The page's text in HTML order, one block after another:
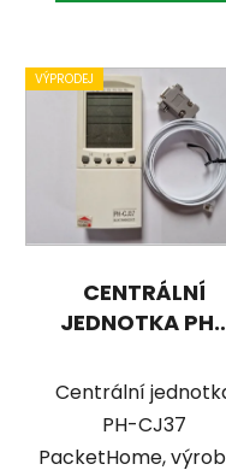
VÝPRODEJ
CENTRÁLNÍ
JEDNOTKA PH-
Centrální
PH-CJ37
PacketHome,